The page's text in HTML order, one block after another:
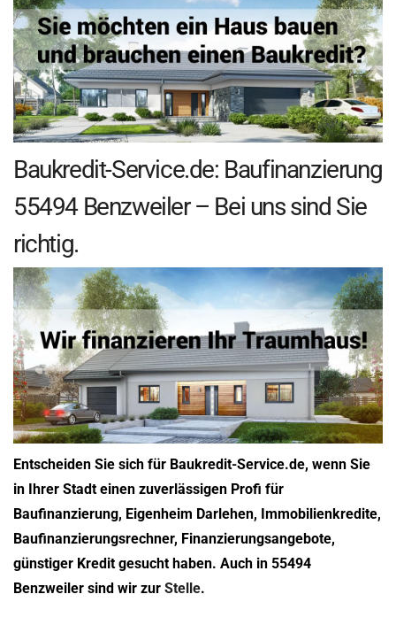
Baukredit-Service.de: Baufinanzierung
55494 Benzweiler – Bei uns sind Sie
richtig.
Entscheiden Sie sich für Baukredit-Service.de, wenn Sie
in Ihrer Stadt einen zuverlässigen Profi für
Baufinanzierung, Eigenheim Darlehen, Immobilienkredite,
Baufinanzierungsrechner, Finanzierungsangebote,
günstiger Kredit gesucht haben. Auch in 55494
Benzweiler sind wir zur Stelle.